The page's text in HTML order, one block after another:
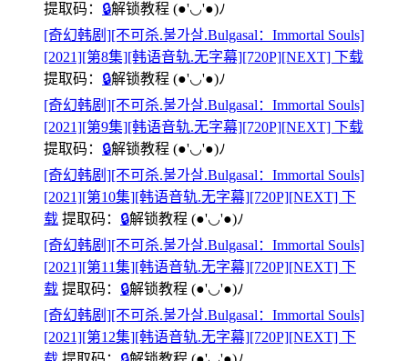
提取码： 🔒解锁教程 (●'◡'●)ﾉ
[奇幻韩剧][不可杀.불가살.Bulgasal：Immortal Souls]
[2021][第8集][韩语音轨.无字幕][720P][NEXT] 下载
提取码： 🔒解锁教程 (●'◡'●)ﾉ
[奇幻韩剧][不可杀.불가살.Bulgasal：Immortal Souls]
[2021][第9集][韩语音轨.无字幕][720P][NEXT] 下载
提取码： 🔒解锁教程 (●'◡'●)ﾉ
[奇幻韩剧][不可杀.불가살.Bulgasal：Immortal Souls]
[2021][第10集][韩语音轨.无字幕][720P][NEXT] 下
载 提取码： 🔒解锁教程 (●'◡'●)ﾉ
[奇幻韩剧][不可杀.불가살.Bulgasal：Immortal Souls]
[2021][第11集][韩语音轨.无字幕][720P][NEXT] 下
载 提取码： 🔒解锁教程 (●'◡'●)ﾉ
[奇幻韩剧][不可杀.불가살.Bulgasal：Immortal Souls]
[2021][第12集][韩语音轨.无字幕][720P][NEXT] 下